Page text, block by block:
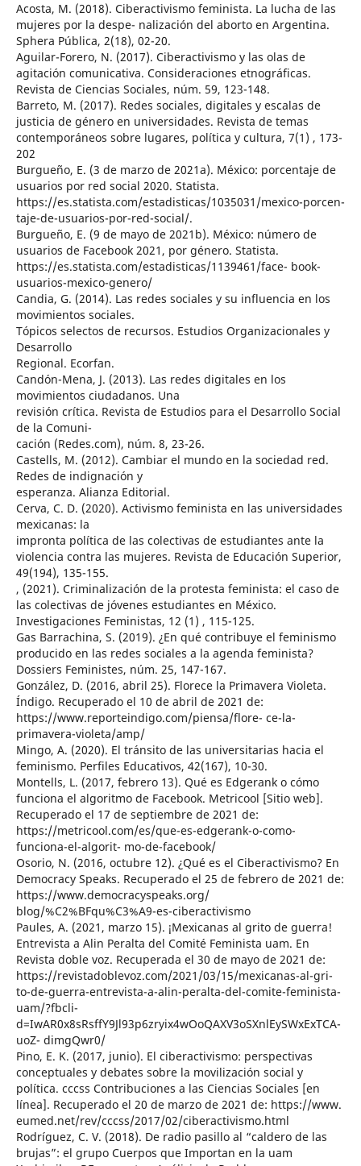
Acosta, M. (2018). Ciberactivismo feminista. La lucha de las
mujeres por la despe- nalización del aborto en Argentina.
Sphera Pública, 2(18), 02-20.
Aguilar-Forero, N. (2017). Ciberactivismo y las olas de
agitación comunicativa. Consideraciones etnográficas.
Revista de Ciencias Sociales, núm. 59, 123-148.
Barreto, M. (2017). Redes sociales, digitales y escalas de
justicia de género en universidades. Revista de temas
contemporáneos sobre lugares, política y cultura, 7(1) , 173-
202
Burgueño, E. (3 de marzo de 2021a). México: porcentaje de
usuarios por red social 2020. Statista.
https://es.statista.com/estadisticas/1035031/mexico-porcen-
taje-de-usuarios-por-red-social/.
Burgueño, E. (9 de mayo de 2021b). México: número de
usuarios de Facebook 2021, por género. Statista.
https://es.statista.com/estadisticas/1139461/face- book-
usuarios-mexico-genero/
Candia, G. (2014). Las redes sociales y su influencia en los
movimientos sociales.
Tópicos selectos de recursos. Estudios Organizacionales y
Desarrollo
Regional. Ecorfan.
Candón-Mena, J. (2013). Las redes digitales en los
movimientos ciudadanos. Una
revisión crítica. Revista de Estudios para el Desarrollo Social
de la Comuni-
cación (Redes.com), núm. 8, 23-26.
Castells, M. (2012). Cambiar el mundo en la sociedad red.
Redes de indignación y
esperanza. Alianza Editorial.
Cerva, C. D. (2020). Activismo feminista en las universidades
mexicanas: la
impronta política de las colectivas de estudiantes ante la
violencia contra las mujeres. Revista de Educación Superior,
49(194), 135-155.
, (2021). Criminalización de la protesta feminista: el caso de
las colectivas de jóvenes estudiantes en México.
Investigaciones Feministas, 12 (1) , 115-125.
Gas Barrachina, S. (2019). ¿En qué contribuye el feminismo
producido en las redes sociales a la agenda feminista?
Dossiers Feministes, núm. 25, 147-167.
González, D. (2016, abril 25). Florece la Primavera Violeta.
Índigo. Recuperado el 10 de abril de 2021 de:
https://www.reporteindigo.com/piensa/flore- ce-la-
primavera-violeta/amp/
Mingo, A. (2020). El tránsito de las universitarias hacia el
feminismo. Perfiles Educativos, 42(167), 10-30.
Montells, L. (2017, febrero 13). Qué es Edgerank o cómo
funciona el algoritmo de Facebook. Metricool [Sitio web].
Recuperado el 17 de septiembre de 2021 de:
https://metricool.com/es/que-es-edgerank-o-como-
funciona-el-algorit- mo-de-facebook/
Osorio, N. (2016, octubre 12). ¿Qué es el Ciberactivismo? En
Democracy Speaks. Recuperado el 25 de febrero de 2021 de:
https://www.democracyspeaks.org/
blog/%C2%BFqu%C3%A9-es-ciberactivismo
Paules, A. (2021, marzo 15). ¡Mexicanas al grito de guerra!
Entrevista a Alin Peralta del Comité Feminista uam. En
Revista doble voz. Recuperada el 30 de mayo de 2021 de:
https://revistadoblevoz.com/2021/03/15/mexicanas-al-gri-
to-de-guerra-entrevista-a-alin-peralta-del-comite-feminista-
uam/?fbcli-
d=IwAR0x8sRsffY9Jl93p6zryix4wOoQAXV3oSXnlEySWxExTCA-
uoZ- dimgQwr0/
Pino, E. K. (2017, junio). El ciberactivismo: perspectivas
conceptuales y debates sobre la movilización social y
política. cccss Contribuciones a las Ciencias Sociales [en
línea]. Recuperado el 20 de marzo de 2021 de: https://www.
eumed.net/rev/cccss/2017/02/ciberactivismo.html
Rodríguez, C. V. (2018). De radio pasillo al “caldero de las
brujas”: el grupo Cuerpos que Importan en la uam